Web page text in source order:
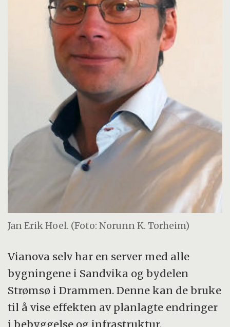
Jan Erik Hoel. (Foto: Norunn K. Torheim)
Vianova selv har en server med alle
bygningene i Sandvika og bydelen
Strømsø i Drammen. Denne kan de bruke
til å vise effekten av planlagte endringer
i bebyggelse og infrastruktur.